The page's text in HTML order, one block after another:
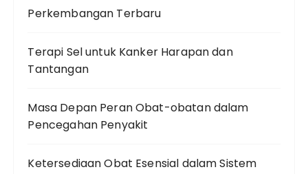
Perkembangan Terbaru
Terapi Sel untuk Kanker Harapan dan
Tantangan
Masa Depan Peran Obat-obatan dalam
Pencegahan Penyakit
Ketersediaan Obat Esensial dalam Sistem